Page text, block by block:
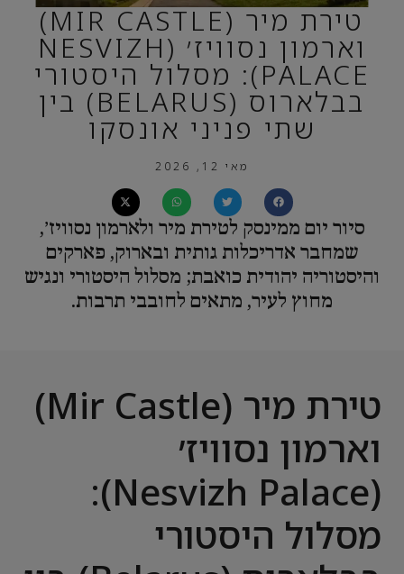
טירת מיר (MIR CASTLE)
וארמון נסוויז׳ (NESVIZH
PALACE): מסלול היסטורי
בבלארוס (BELARUS) בין
שתי פניני אונסקו
מאי 12, 2026
סיור יום ממינסק לטירת מיר ולארמון נסוויז׳,
שמחבר אדריכלות גותית ובארוק, פארקים
והיסטוריה יהודית כואבת; מסלול היסטורי ונגיש
מחוץ לעיר, מתאים לחובבי תרבות.
טירת מיר (Mir Castle)
וארמון נסוויז׳
(Nesvizh Palace):
מסלול היסטורי